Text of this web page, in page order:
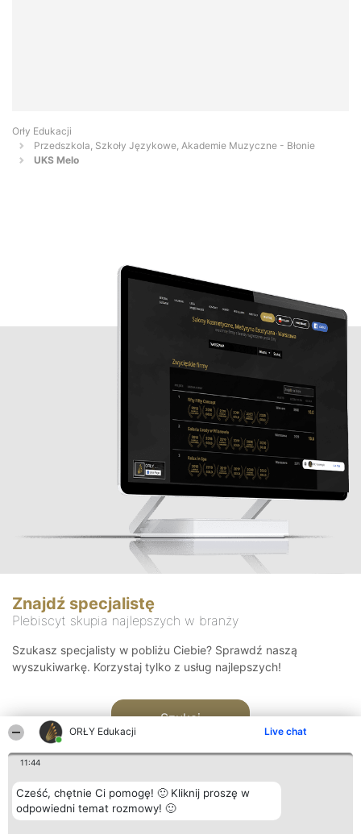
ORŁY Edukacji Live chat
11:44
Cześć, chętnie Ci pomogę! 🙂 Kliknij proszę w
odpowiedni temat rozmowy! 🙂
Orły Edukacji
Przedszkola, Szkoły Językowe, Akademie Muzyczne - Błonie
UKS Melo
Znajdź specjalistę
Plebiscyt skupia najlepszych w branży
Szukasz specjalisty w pobliżu Ciebie? Sprawdź naszą
wyszukiwarkę. Korzystaj tylko z usług najlepszych!
Szukaj